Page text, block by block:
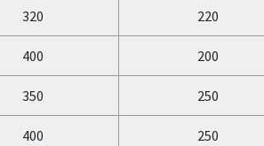
320 220
400 200
350 250
400 250